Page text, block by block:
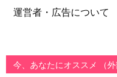
運営者・広告について
今、あなたにオススメ （外